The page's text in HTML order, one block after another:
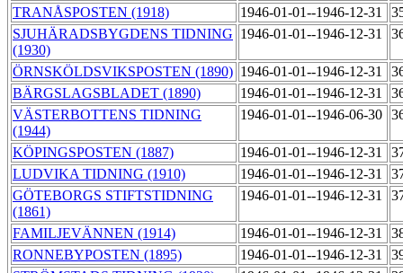
TRANÅSPOSTEN (1918)
1946-01-01--1946-12-31
SJUHÄRADSBYGDENS TIDNING
(1930)
1946-01-01--1946-12-31
ÖRNSKÖLDSVIKSPOSTEN (1890) 1946-01-01--1946-12-31
BÄRGSLAGSBLADET (1890)
1946-01-01--1946-12-31
VÄSTERBOTTENS TIDNING
(1944)
1946-01-01--1946-06-30
KÖPINGSPOSTEN (1887) 1946-01-01--1946-12-31
LUDVIKA TIDNING (1910)
1946-01-01--1946-12-31
GÖTEBORGS STIFTSTIDNING
(1861)
1946-01-01--1946-12-31
FAMILJEVÄNNEN (1914) 1946-01-01--1946-12-31
RONNEBYPOSTEN (1895)
1946-01-01--1946-12-31